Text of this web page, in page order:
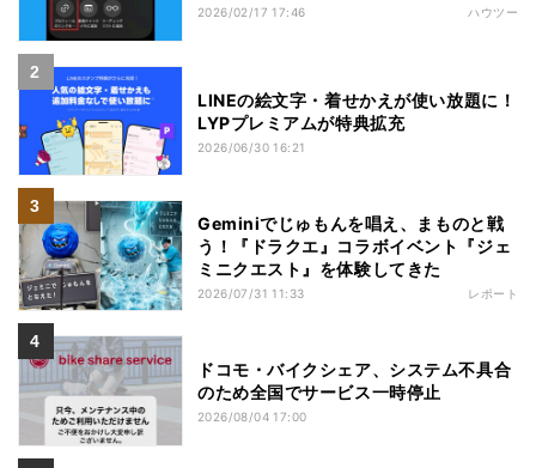
2026/02/17 17:46 ハウツー
LINEの絵文字・着せかえが使い放題に！
LYPプレミアムが特典拡充
2026/06/30 16:21
Geminiでじゅもんを唱え、まものと戦
う！『ドラクエ』コラボイベント『ジェ
ミニクエスト』を体験してきた
2026/07/31 11:33 レポート
ドコモ・バイクシェア、システム不具合
のため全国でサービス一時停止
2026/08/04 17:00